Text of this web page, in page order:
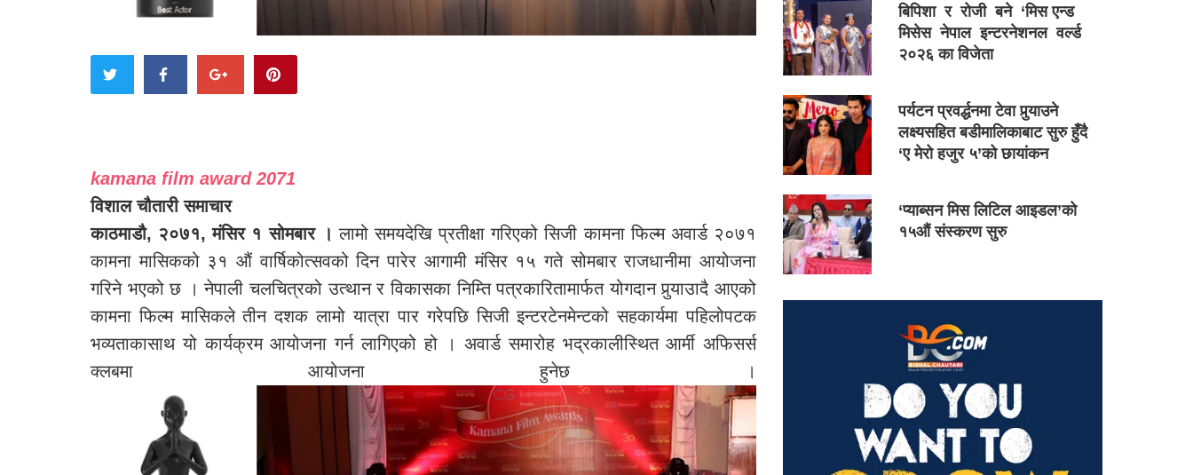
kamana film award 2071
विशाल चौतारी समाचार
काठमाडौ, २०७१, मंसिर १ सोमबार । लामो समयदेखि प्रतीक्षा गरिएको सिजी कामना फिल्म अवार्ड २०७१
कामना मासिकको ३१ औं वार्षिकोत्सवको दिन पारेर आगामी मंसिर १५ गते सोमबार राजधानीमा आयोजना
गरिने भएको छ । नेपाली चलचित्रको उत्थान र विकासका निम्ति पत्रकारितामार्फत योगदान पुर्‍याउादै आएको
कामना फिल्म मासिकले तीन दशक लामो यात्रा पार गरेपछि सिजी इन्टरटेनमेन्टको सहकार्यमा पहिलोपटक
भव्यताकासाथ यो कार्यक्रम आयोजना गर्न लागिएको हो । अवार्ड समारोह भद्रकालीस्थित आर्मी अफिसर्स
क्लबमा आयोजना हुनेछ ।
बिपिशा र रोजी बने ‘मिस एन्ड
मिसेस नेपाल इन्टरनेशनल वर्ल्ड
२०२६ का विजेता
पर्यटन प्रवर्द्धनमा टेवा पुर्‍याउने
लक्ष्यसहित बडीमालिकाबाट सुरु हुँदै
‘ए मेरो हजुर ५’को छायांकन
‘प्याब्सन मिस लिटिल आइडल’को
१५औं संस्करण सुरु